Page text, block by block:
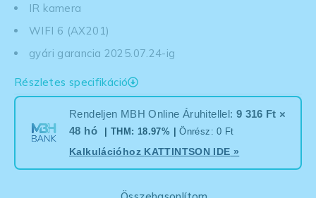
IR kamera
WIFI 6 (AX201)
gyári garancia 2025.07.24-ig
Részletes specifikáció
Rendeljen MBH Online Áruhitellel: 9 316 Ft ×
48 hó
| THM: 18.97% |Önrész: 0 Ft
Kalkulációhoz KATTINTSON IDE »